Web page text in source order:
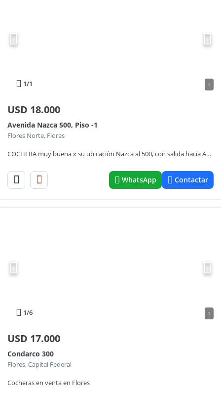
1/1 1
USD 18.000
Avenida Nazca 500, Piso -1
Flores Norte, Flores
COCHERA muy buena x su ubicación Nazca al 500, con salida hacia ARANGUREN, NO A LA BARRERA de NAZCA
WhatsApp Contactar
1/6 1
USD 17.000
Condarco 300
Flores, Capital Federal
Cocheras en venta en Flores